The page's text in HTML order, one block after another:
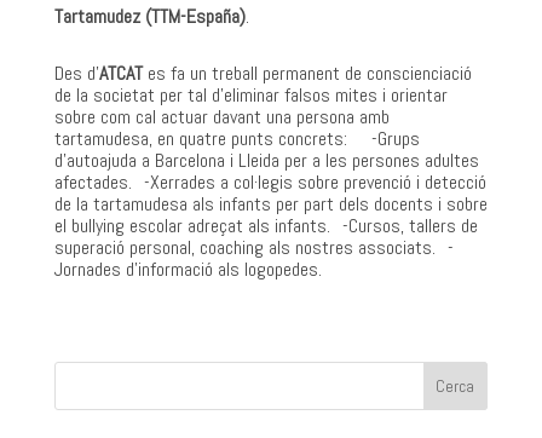
Tartamudez (TTM-España).
Des d’ATCATes fa un treball permanent de conscienciació
de la societat per tal d’eliminar falsos mites i orientar
sobre com cal actuar davant una persona amb
tartamudesa, en quatre punts concrets: -Grups
d’autoajuda a Barcelona i Lleida per a les persones adultes
afectades. -Xerrades a col·legis sobre prevenció i detecció
de la tartamudesa als infants per part dels docents i sobre
el bullying escolar adreçat als infants. -Cursos, tallers de
superació personal, coaching als nostres associats. -
Jornades d’informació als logopedes.